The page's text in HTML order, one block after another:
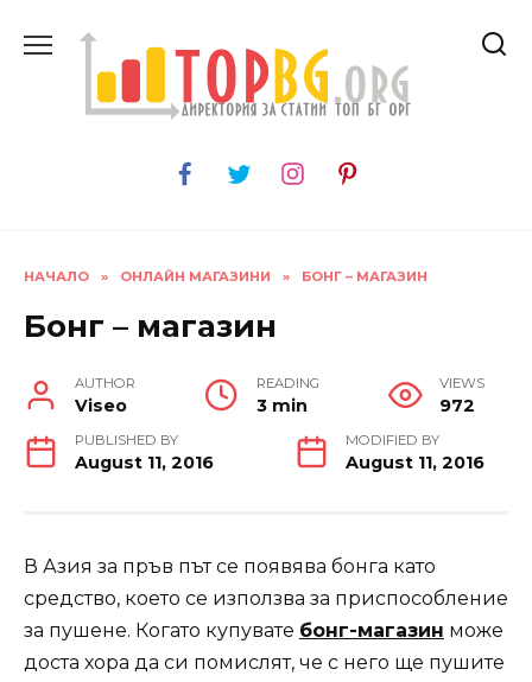
НАЧАЛО » ОНЛАЙН МАГАЗИНИ » БОНГ – МАГАЗИН
Бонг – магазин
AUTHOR
Viseo
READING
3 min
VIEWS
972
PUBLISHED BY
August 11, 2016
MODIFIED BY
August 11, 2016
В Азия за пръв път се появява бонга като
средство, което се използва за приспособление
за пушене. Когато купувате бонг-магазин може
доста хора да си помислят, че с него ще пушите